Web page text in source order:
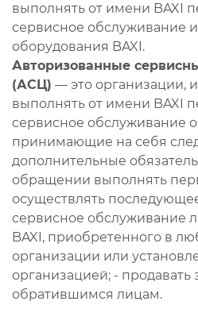
выполнять от имени BAXI
сервисное обслуживание
оборудования BAXI.
Авторизованные
(АСЦ) — это организации,
выполнять от имени BAXI
сервисное обслуживание
принимающие на себя
дополнительные
обращении выполнять
осуществлять
сервисное обслуживание
BAXI, приобретенного в
организации или
организацией; - продавать
обратившимся лицам.